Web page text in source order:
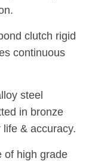
clutch rigid
continuous
steel
in bronze
& accuracy.
of high grade